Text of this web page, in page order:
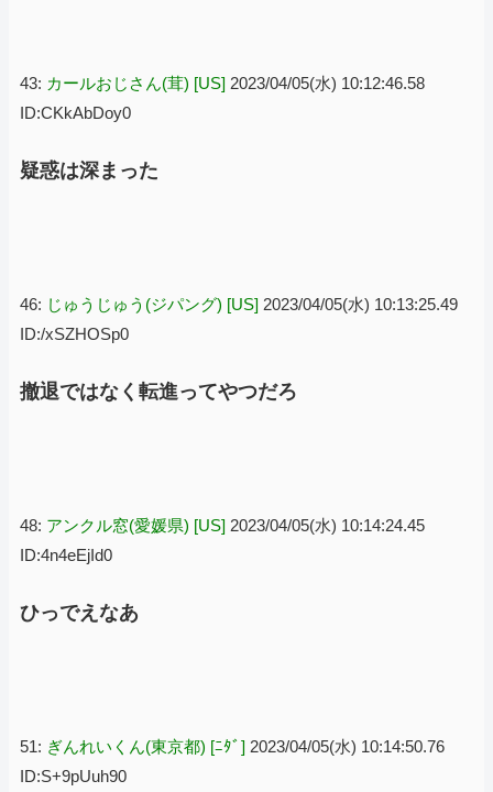
43: カールおじさん(茸) [US] 2023/04/05(水) 10:12:46.58
ID:CKkAbDoy0
疑惑は深まった
46: じゅうじゅう(ジパング) [US] 2023/04/05(水) 10:13:25.49
ID:/xSZHOSp0
撤退ではなく転進ってやつだろ
48: アンクル窓(愛媛県) [US] 2023/04/05(水) 10:14:24.45
ID:4n4eEjId0
ひっでえなあ
51: ぎんれいくん(東京都) [ﾆﾀﾞ] 2023/04/05(水) 10:14:50.76
ID:S+9pUuh90